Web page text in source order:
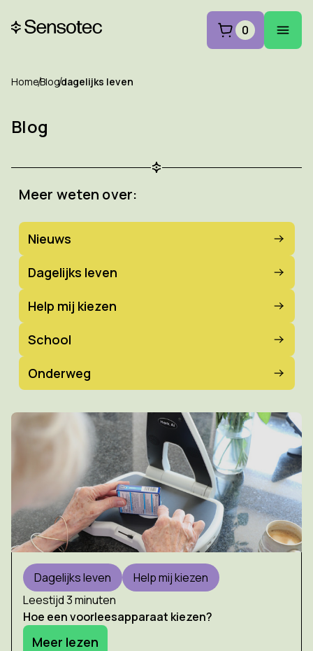
0
HomeBlogdagelijks leven
Blog
Meer weten over:
Nieuws
Dagelijks leven
Help mij kiezen
School
Onderweg
Dagelijks leven
Help mij kiezen
Leestijd 3 minuten
Hoe een voorleesapparaat kiezen?
Meer lezen